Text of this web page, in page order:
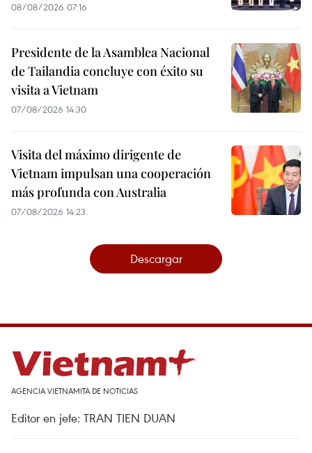
08/08/2026 07:16
Presidente de la Asamblea Nacional
de Tailandia concluye con éxito su
visita a Vietnam
07/08/2026 14:30
Visita del máximo dirigente de
Vietnam impulsan una cooperación
más profunda con Australia
07/08/2026 14:23
Descargar
AGENCIA VIETNAMITA DE NOTICIAS
Editor en jefe: TRAN TIEN DUAN